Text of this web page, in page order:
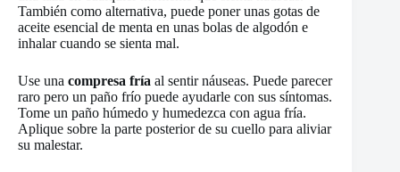
También como alternativa, puede poner unas gotas de
aceite esencial de menta en unas bolas de algodón e
inhalar cuando se sienta mal.
Use una compresa fría al sentir náuseas. Puede parecer
raro pero un paño frío puede ayudarle con sus síntomas.
Tome un paño húmedo y humedezca con agua fría.
Aplique sobre la parte posterior de su cuello para aliviar
su malestar.